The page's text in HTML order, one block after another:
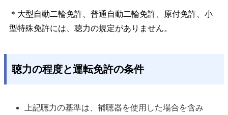
＊大型自動二輪免許、普通自動二輪免許、原付免許、小
型特殊免許には、聴力の規定がありません。
聴力の程度と運転免許の条件
上記聴力の基準は、補聴器を使用した場合を含み